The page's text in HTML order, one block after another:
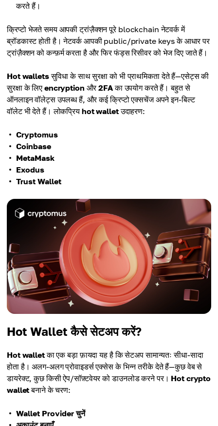
करते हैं।
क्रिप्टो भेजते समय आपकी ट्रांज़ैक्शन पूरे blockchain नेटवर्क में
ब्रॉडकास्ट होती है। नेटवर्क आपकी public/private keys के आधार पर
ट्रांज़ैक्शन को कन्फ़र्म करता है और फिर फंड्स रिसीवर को भेज दिए जाते हैं।
Hot walletsसुविधा के साथ सुरक्षा को भी प्राथमिकता देते हैं—एसेट्स की
सुरक्षा के लिए encryption और2FAका उपयोग करते हैं। बहुत से
ऑनलाइन वॉलेट्स उपलब्ध हैं, और कई क्रिप्टो एक्सचेंज अपने इन-बिल्ट
वॉलेट भी देते हैं। लोकप्रिय hot walletउदाहरण:
Cryptomus
Coinbase
MetaMask
Exodus
Trust Wallet
Hot Wallet कैसे सेटअप करें?
Hot walletका एक बड़ा फ़ायदा यह है कि सेटअप सामान्यतः सीधा-सादा
होता है। अलग-अलग प्रोवाइडर्स एक्सेस के भिन्न तरीके देते हैं—कुछ वेब से
डायरेक्ट, कुछ किसी ऐप/सॉफ़्टवेयर को डाउनलोड करने पर। Hot crypto
walletबनाने के चरण:
Wallet Provider चुनें